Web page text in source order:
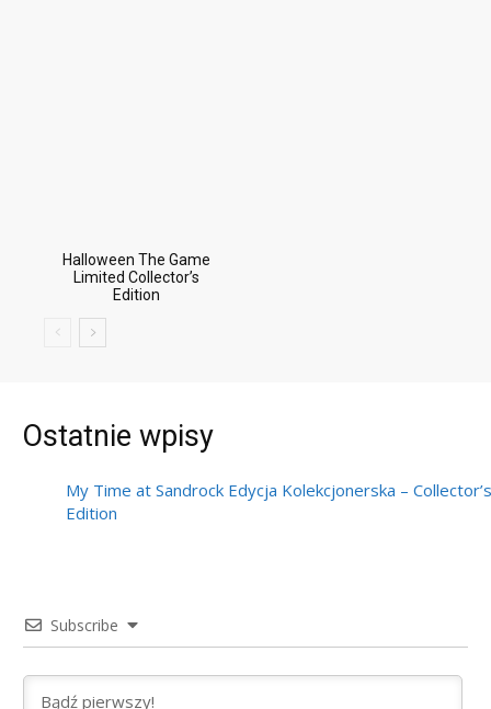
Halloween The Game
Limited Collector’s
Edition
Ostatnie wpisy
My Time at Sandrock Edycja Kolekcjonerska – Collector’s
Edition
Subscribe